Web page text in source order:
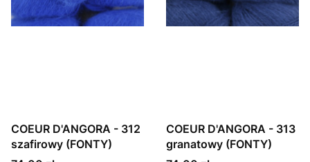
COEUR D'ANGORA - 312
szafirowy (FONTY)
COEUR D'ANGORA - 313
granatowy (FONTY)